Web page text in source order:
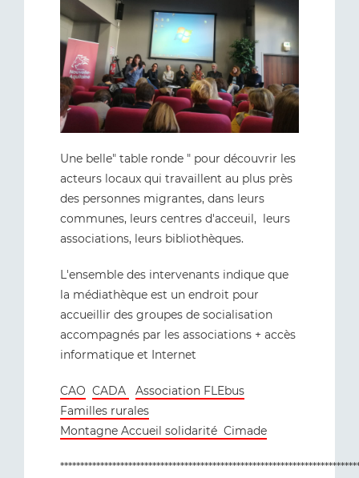
Une belle" table ronde " pour découvrir les
acteurs locaux qui travaillent au plus près
des personnes migrantes, dans leurs
communes, leurs centres d'acceuil, leurs
associations, leurs bibliothèques.
L'ensemble des intervenants indique que
la médiathèque est un endroit pour
accueillir des groupes de socialisation
accompagnés par les associations + accès
informatique et Internet
CAO CADA
Association FLEbus
Familles rurales
Montagne Accueil solidarité Cimade